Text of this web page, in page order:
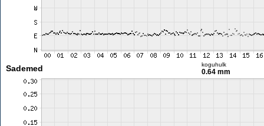
Sademed koguhulk
0.64 mm